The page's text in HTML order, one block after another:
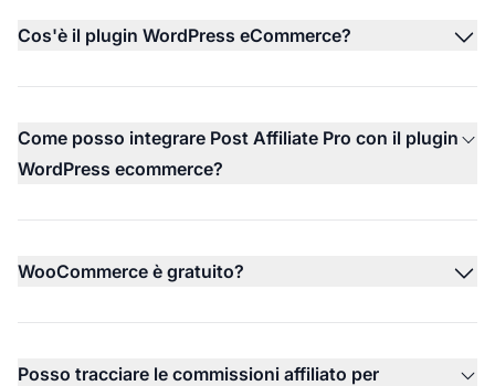
Cos'è il plugin WordPress eCommerce?
Come posso integrare Post Affiliate Pro con il plugin
WordPress ecommerce?
WooCommerce è gratuito?
Posso tracciare le commissioni affiliato per